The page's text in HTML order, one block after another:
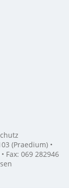
(Praedium) •
Fax: 069 282946